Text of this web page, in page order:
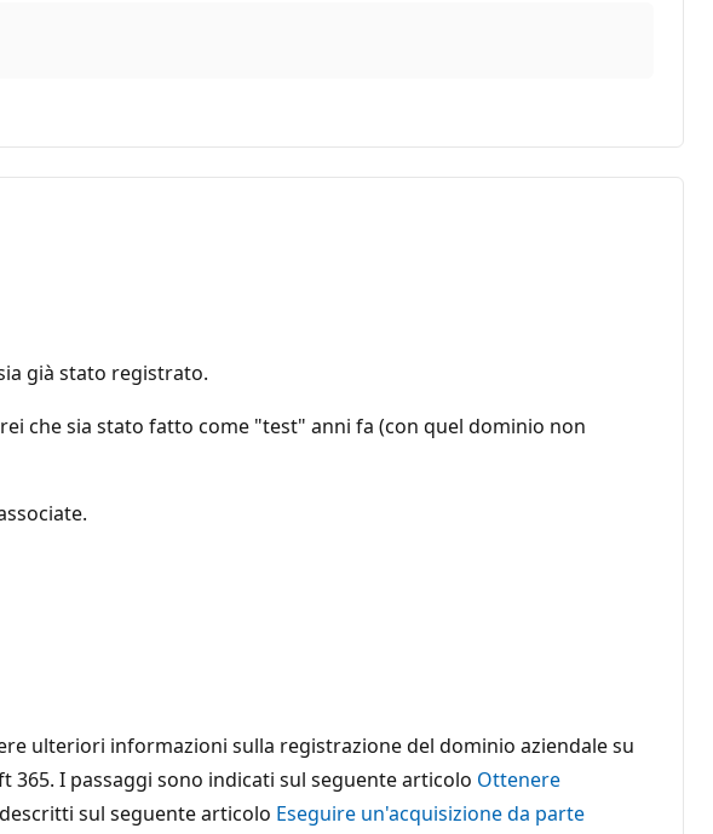
già stato registrato.
che sia stato fatto come "test" anni fa (con quel dominio non
ulteriori informazioni sulla registrazione del dominio aziendale su
I passaggi sono indicati sul seguente articolo Ottenere
sul seguente articolo Eseguire un'acquisizione da parte